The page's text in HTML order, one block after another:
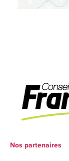
Nos partenaires